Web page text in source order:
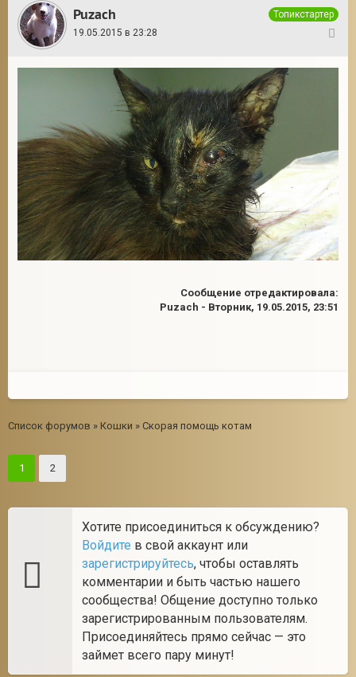
Puzach
Топикстартер
19.05.2015 в 23:28
Сообщение отредактировала:
Puzach - Вторник, 19.05.2015, 23:51
Список форумов » Кошки » Скорая помощь котам
1 2
Хотите присоединиться к обсуждению?
Войдите в свой аккаунт или
зарегистрируйтесь, чтобы оставлять
комментарии и быть частью нашего
сообщества! Общение доступно только
зарегистрированным пользователям.
Присоединяйтесь прямо сейчас — это
займет всего пару минут!